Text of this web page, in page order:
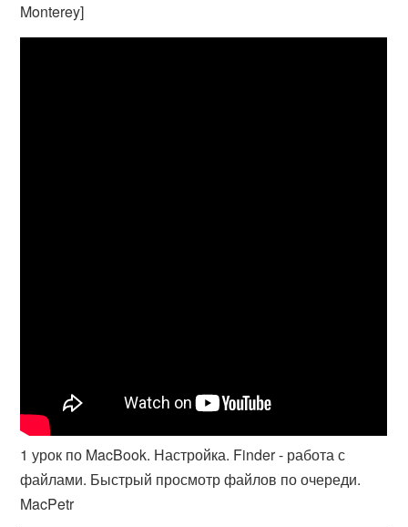
Monterey]
1 урок по MacBook. Настройка. Finder - работа с
файлами. Быстрый просмотр файлов по очереди.
MacPetr